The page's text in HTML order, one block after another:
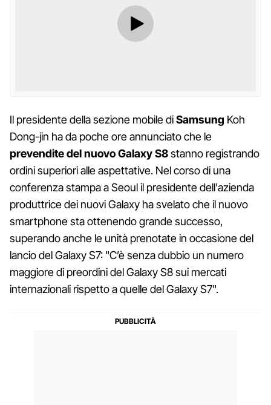
Il presidente della sezione mobile diSamsung Koh
Dong-jin ha da poche ore annunciato che le
prevendite del nuovo Galaxy S8stanno registrando
ordini superiori alle aspettative. Nel corso di una
conferenza stampa a Seoul il presidente dell'azienda
produttrice dei nuovi Galaxy ha svelato che il nuovo
smartphone sta ottenendo grande successo,
superando anche le unità prenotate in occasione del
lancio del Galaxy S7: "C’è senza dubbio un numero
maggiore di preordini del Galaxy S8 sui mercati
internazionali rispetto a quelle del Galaxy S7".